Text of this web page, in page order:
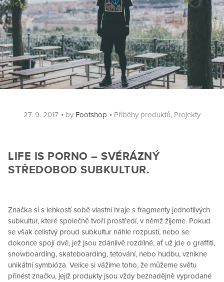
Posted
27. 9. 2017 by Footshop Categories
Příběhy produktů, Projekty
LIFE IS PORNO – SVÉRÁZNÝ
STŘEDOBOD SUBKULTUR.
Značka si s lehkostí sobě vlastní hraje s fragmenty jednotlivých
subkultur, které společně tvoří prostředí, v němž žijeme. Pokud
se však celistvý proud subkultur náhle rozpustí, nebo se
dokonce spojí dvě, jež jsou zdánlivě rozdílné, ať už jde o graffiti,
snowboarding, skateboarding, tetování, nebo hudbu, vznikne
unikátní symbióza. Velice si vážíme toho, že můžeme světu
přinést značku, jejíž produkty jsou vždy beznadějně vyprodané